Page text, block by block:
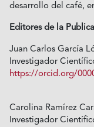
desarrollo del café,
Editores de la
Juan Carlos García
Investigador
https://orcid.org/
Carolina Ramírez
Investigador